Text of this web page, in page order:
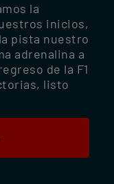
la
inicios,
pista nuestro
adrenalina a
de la F1
listo